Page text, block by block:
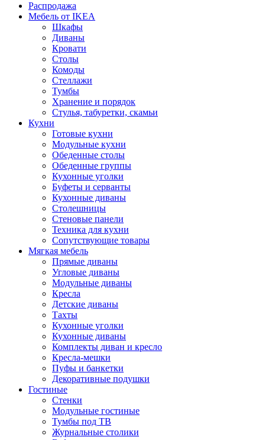
Распродажа
Мебель от IKEA
Шкафы
Диваны
Кровати
Столы
Комоды
Стеллажи
Тумбы
Хранение и порядок
Стулья, табуретки, скамьи
Кухни
Готовые кухни
Модульные кухни
Обеденные столы
Обеденные группы
Кухонные уголки
Буфеты и серванты
Кухонные диваны
Столешницы
Стеновые панели
Техника для кухни
Сопутствующие товары
Мягкая мебель
Прямые диваны
Угловые диваны
Модульные диваны
Кресла
Детские диваны
Тахты
Кухонные уголки
Кухонные диваны
Комплекты диван и кресло
Кресла-мешки
Пуфы и банкетки
Декоративные подушки
Гостиные
Стенки
Модульные гостиные
Тумбы под ТВ
Журнальные столики